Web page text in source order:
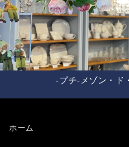
-プチ-メゾン・ド
ホーム